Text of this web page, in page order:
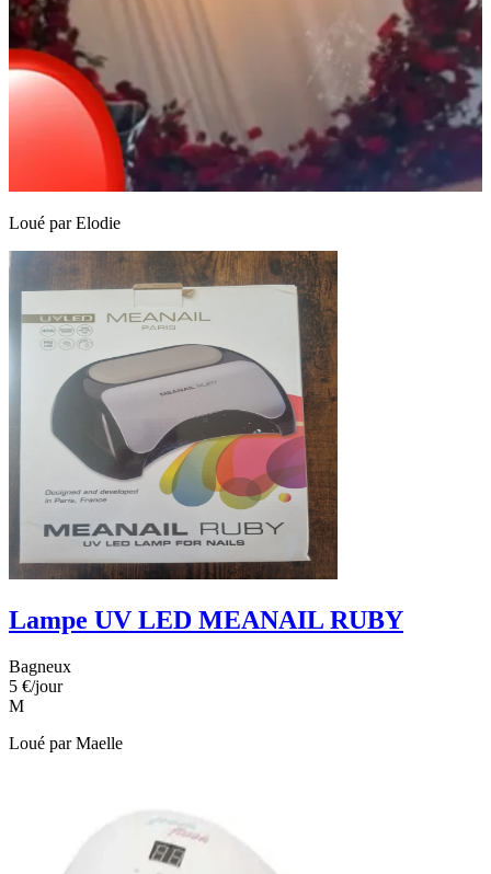
Loué parElodie
Lampe UV LED MEANAIL RUBY
Bagneux
5 €/jour
M
Loué parMaelle